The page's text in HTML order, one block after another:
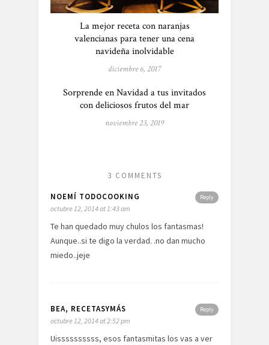
La mejor receta con naranjas
valencianas para tener una cena
navideña inolvidable
diciembre 6, 2017
Sorprende en Navidad a tus invitados
con deliciosos frutos del mar
noviembre 23, 2019
3 COMMENTS
Reply
NOEMÍ TODOCOOKING
octubre 12, 2014 at 1:43 am
Te han quedado muy chulos los fantasmas!
Aunque..si te digo la verdad. .no dan mucho
miedo..jeje
Reply
BEA, RECETASYMÁS
octubre 12, 2014 at 2:52 pm
Uissssssssss, esos fantasmitas los vas a ver